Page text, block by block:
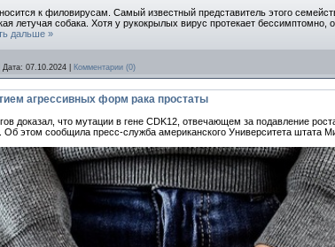
к филовирусам. Самый известный представитель этого
летучая собака. Хотя у рукокрылых вирус протекает бессимптомно,
дальше »
Дата: 07.10.2024 Комментарии (0)
агрессивных форм рака простаты
доказал, что мутации в гене CDK12, отвечающем за подавление
этом сообщила пресс-служба американского Университета штата